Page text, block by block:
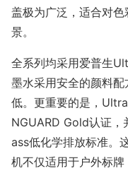
盖极为广泛，适合对
景。
全系列均采用爱普生
墨水采用安全的颜料
低。更重要的是，
NGUARD Gold认证，
ass低化学排放标准。
机不仅适用于户外标